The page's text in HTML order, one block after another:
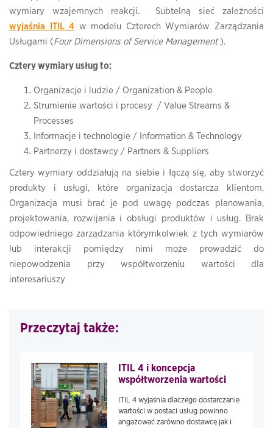
wymiary wzajemnych reakcji. Subtelną sieć zależności
wyjaśnia ITIL 4 w modelu Czterech Wymiarów Zarządzania
Usługami (Four Dimensions of Service Management ).
Cztery wymiary usług to:
Organizacje i ludzie / Organization & People
Strumienie wartości i procesy / Value Streams &
Processes
Informacje i technologie / Information & Technology
Partnerzy i dostawcy / Partners & Suppliers
Cztery wymiary oddziałują na siebie i łączą się, aby stworzyć
produkty i usługi, które organizacja dostarcza klientom.
Organizacja musi brać je pod uwagę podczas planowania,
projektowania, rozwijania i obsługi produktów i usług. Brak
odpowiedniego zarządzania którymkolwiek z tych wymiarów
lub interakcji pomiędzy nimi może prowadzić do
niepowodzenia przy współtworzeniu wartości dla
interesariuszy
Przeczytaj także:
ITIL 4 i koncepcja
współtworzenia wartości
ITIL 4 wyjaśnia dlaczego dostarczanie
wartości w postaci usług powinno
angażować zarówno dostawcę jak i